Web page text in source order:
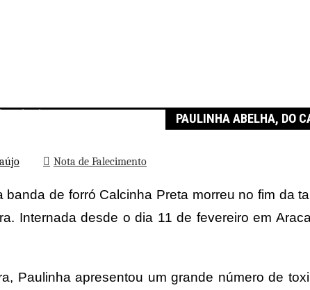
Calcinha Preta, morre aos 43 anos PAULINHA ABELHA, DO
Nota de Falecimento
de forró Calcinha Preta morreu no fim da
Internada desde o dia 11 de fevereiro em
Paulinha apresentou um grande número de